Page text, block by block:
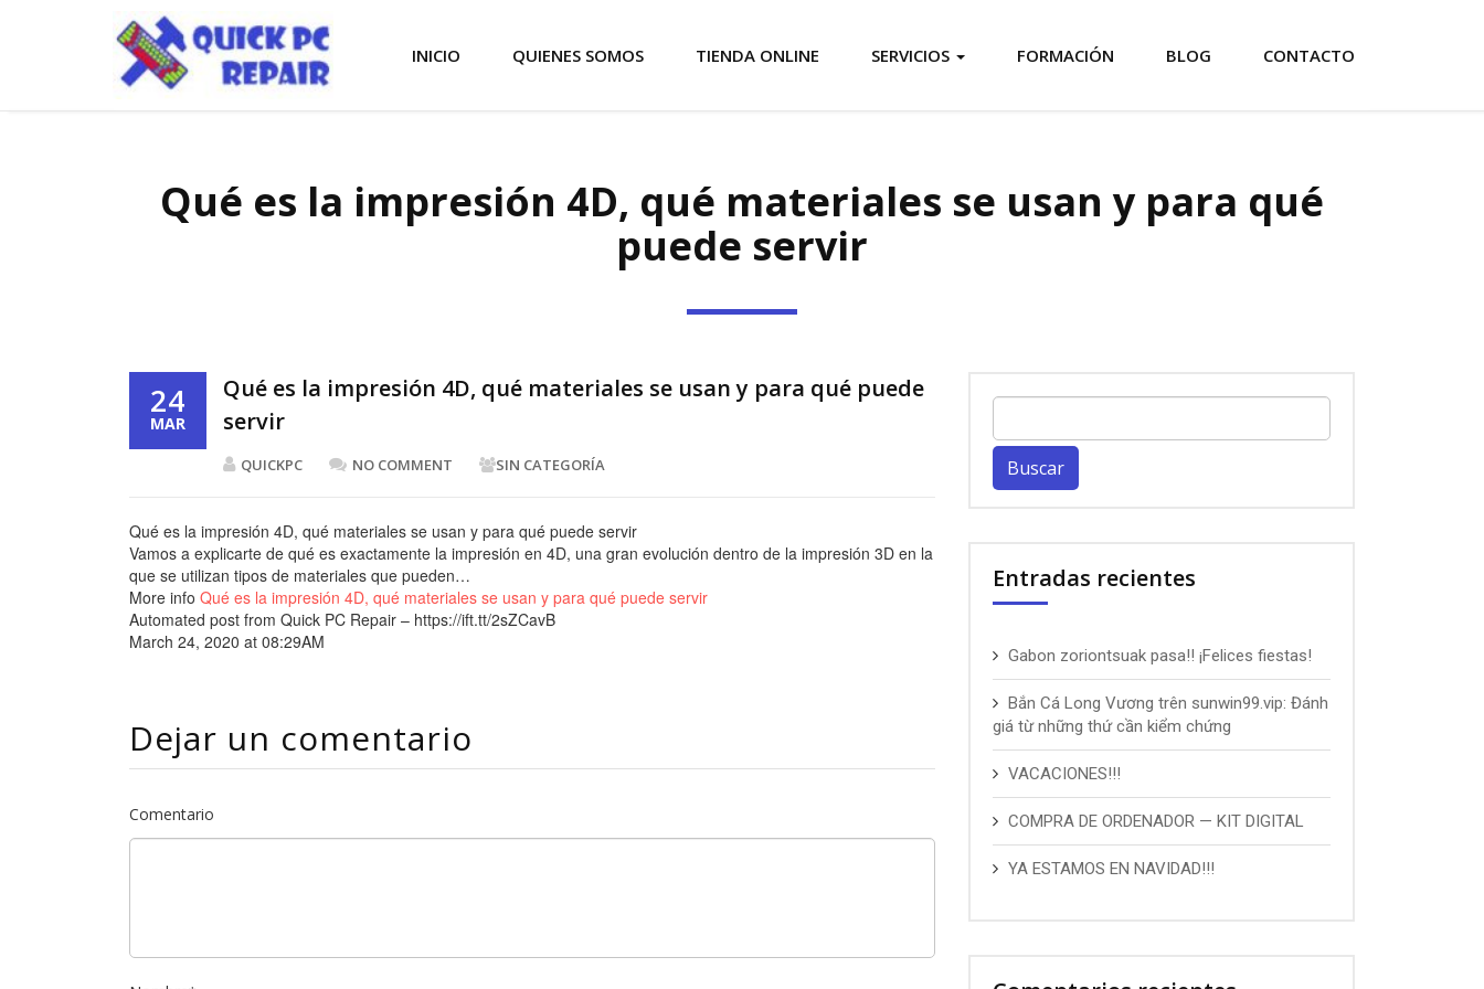
INICIO QUIENES SOMOS TIENDA ONLINE SERVICIOS FORMACIÓN BLOG CONTACTO
Qué es la impresión 4D, qué materiales se usan y para qué
puede servir
24
MAR
Qué es la impresión 4D, qué materiales se usan y para qué puede
servir
QUICKPC NO COMMENT SIN CATEGORÍA
Qué es la impresión 4D, qué materiales se usan y para qué puede servir
Vamos a explicarte de qué es exactamente la impresión en 4D, una gran evolución dentro de la impresión 3D en la
que se utilizan tipos de materiales que pueden…
More info Qué es la impresión 4D, qué materiales se usan y para qué puede servir
Automated post from Quick PC Repair – https://ift.tt/2sZCavB
March 24, 2020 at 08:29AM
Dejar un comentario
Comentario
Entradas recientes
Gabon zoriontsuak pasa!! ¡Felices fiestas!
Bắn Cá Long Vương trên sunwin99.vip: Đánh
giá từ những thứ cần kiểm chứng
VACACIONES!!!
COMPRA DE ORDENADOR — KIT DIGITAL
YA ESTAMOS EN NAVIDAD!!!